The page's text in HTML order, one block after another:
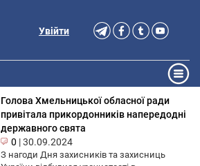
Увійти
Голова Хмельницької обласної ради
привітала прикордонників напередодні
державного свята
0 |30.09.2024
З нагоди Дня захисників та захисниць